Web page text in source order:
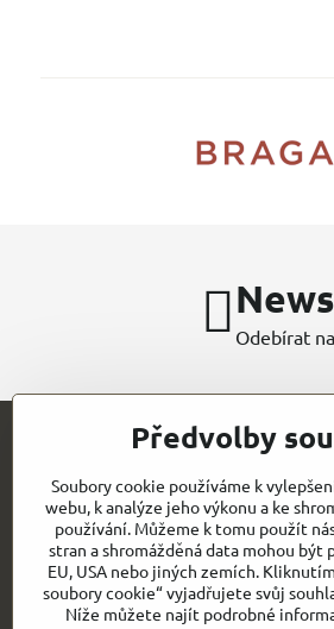
Odebírat
CHEFWORKS / BRAGARD / ROLLDRAP
GASTROELEGANCE s.r.o
Milady Horákové 852/82
CZ- PRAHA 7
IČO:
DIČ:
Předvolby
Soubory cookie používáme k
webu, k analýze jeho výkonu a ke
používání. Můžeme k tomu použít
stran a shromážděná data mohou být
EU, USA nebo jiných zemích.
soubory cookie“ vyjadřujete svůj
Níže můžete najít podrobné